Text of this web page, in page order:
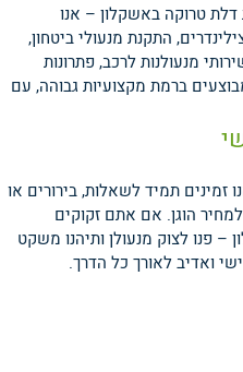
דלת טרוקה באשקלון – אנו
התקנת מנעולי ביטחון,
מנעולנות לרכב, פתרונות
ברמת מקצועיות גבוהה, עם
זמינים תמיד לשאלות, בירורים או
הוגן. אם אתם זקוקים
– פנו לצוק מנעולן ותיהנו משקט
ואדיב לאורך כל הדרך.